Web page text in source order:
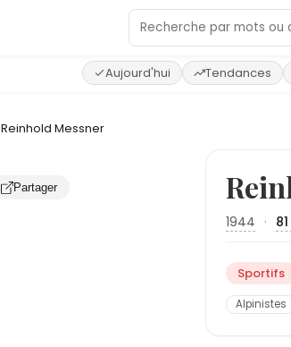
Aujourd'hui Tendances
Reinhold Messner
Partager
1944 ·
Sportifs
Alpinistes